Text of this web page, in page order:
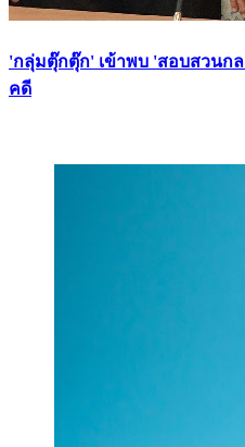
'กลุ่มตุ๊กตุ๊ก' เข้าพบ 'สอบสวนก
คดี